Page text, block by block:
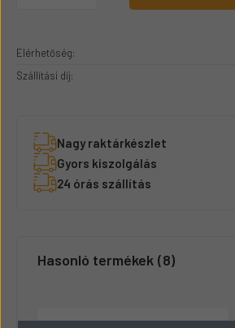
Elérhetőség:
Szállítási díj:
Nagy raktárkészlet
Gyors kiszolgálás
24 órás szállítás
Hasonló termékek 8